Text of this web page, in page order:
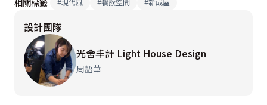
他選擇減少桌次，捍衛適當的距離與空白，
讓遠道而來的人們擁有舒展緊繃身心的餘地。
編織一片永恆的絢爛迷幻。
相關標籤
#現代風 #餐飲空間 #新成屋
設計團隊
光舍丰計 Light House Design
周語華